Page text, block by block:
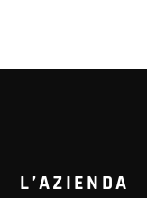
L’AZIENDA